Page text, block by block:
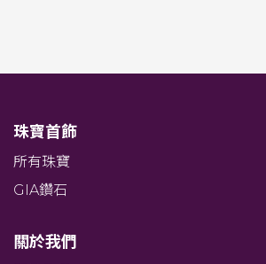
珠寶首飾
所有珠寶
GIA鑽石
關於我們